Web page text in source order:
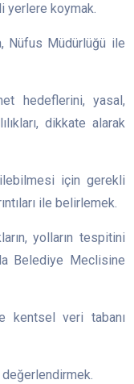
yerlere koymak.
Müdürlüğü ile
hedeflerini, yasal,
dikkate alarak
için gerekli
ile belirlemek.
yolların tespitini
Belediye Meclisine
kentsel veri tabanı